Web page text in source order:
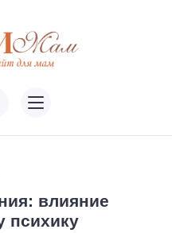
влияние
психику